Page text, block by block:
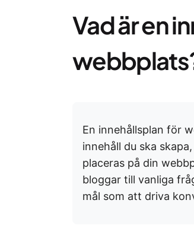
Vad är en
En innehållsplan för
innehåll du ska
placeras på din
bloggar till vanliga
mål som att driva